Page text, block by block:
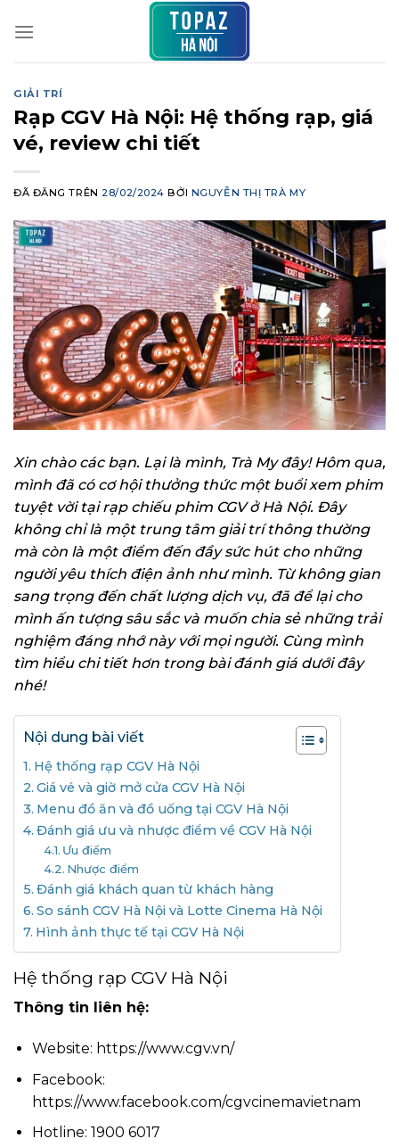
đến
GIẢI TRÍ
Rạp CGV Hà Nội: Hệ thống rạp, giá
vé, review chi tiết
ĐÃ ĐĂNG TRÊN28/02/2024 BỞI NGUYỄN THỊ TRÀ MY
Xin chào các bạn. Lại là mình, Trà My đây! Hôm qua,
mình đã có cơ hội thưởng thức một buổi xem phim
tuyệt vời tại rạp chiếu phim CGV ở Hà Nội. Đây
không chỉ là một trung tâm giải trí thông thường
mà còn là một điểm đến đầy sức hút cho những
người yêu thích điện ảnh như mình. Từ không gian
sang trọng đến chất lượng dịch vụ, đã để lại cho
mình ấn tượng sâu sắc và muốn chia sẻ những trải
nghiệm đáng nhớ này với mọi người. Cùng mình
tìm hiểu chi tiết hơn trong bài đánh giá dưới đây
nhé!
Nội dung bài viết
Hệ thống rạp CGV Hà Nội
Giá vé và giờ mở cửa CGV Hà Nội
Menu đồ ăn và đồ uống tại CGV Hà Nội
Đánh giá ưu và nhược điểm về CGV Hà Nội
Ưu điểm
Nhược điểm
Đánh giá khách quan từ khách hàng
So sánh CGV Hà Nội và Lotte Cinema Hà Nội
Hình ảnh thực tế tại CGV Hà Nội
Hệ thống rạp CGV Hà Nội
Thông tin liên hệ:
Website: https://www.cgv.vn/
Facebook:
https://www.facebook.com/cgvcinemavietnam
Hotline: 1900 6017